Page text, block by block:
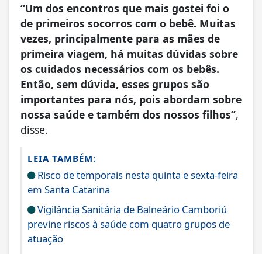
“Um dos encontros que mais gostei foi o
de primeiros socorros com o bebê. Muitas
vezes, principalmente para as mães de
primeira viagem, há muitas dúvidas sobre
os cuidados necessários com os bebês.
Então, sem dúvida, esses grupos são
importantes para nós, pois abordam sobre
nossa saúde e também dos nossos filhos”,
disse.
LEIA TAMBÉM:
Risco de temporais nesta quinta e sexta-feira
em Santa Catarina
Vigilância Sanitária de Balneário Camboriú
previne riscos à saúde com quatro grupos de
atuação